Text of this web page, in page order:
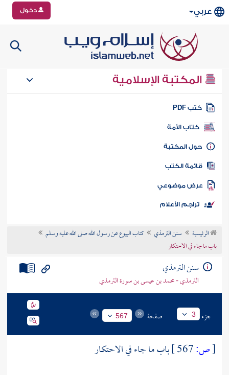
عربي دخول
المكتبة الإسلامية
كتب PDF
كتاب الأمة
المكتبة
الكتب
موضوعي
تراجم الأعلام
الرئيسية سنن الترمذي
كتاب البيوع عن رسول الله صلى الله عليه وسلم
باب ما جاء في الاحتكار
سنن الترمذي
الترمذي - محمد بن عيسى بن سورة الترمذي
جزء 3 صفحة 567
[ص:
باب ما جاء في الاحتكار